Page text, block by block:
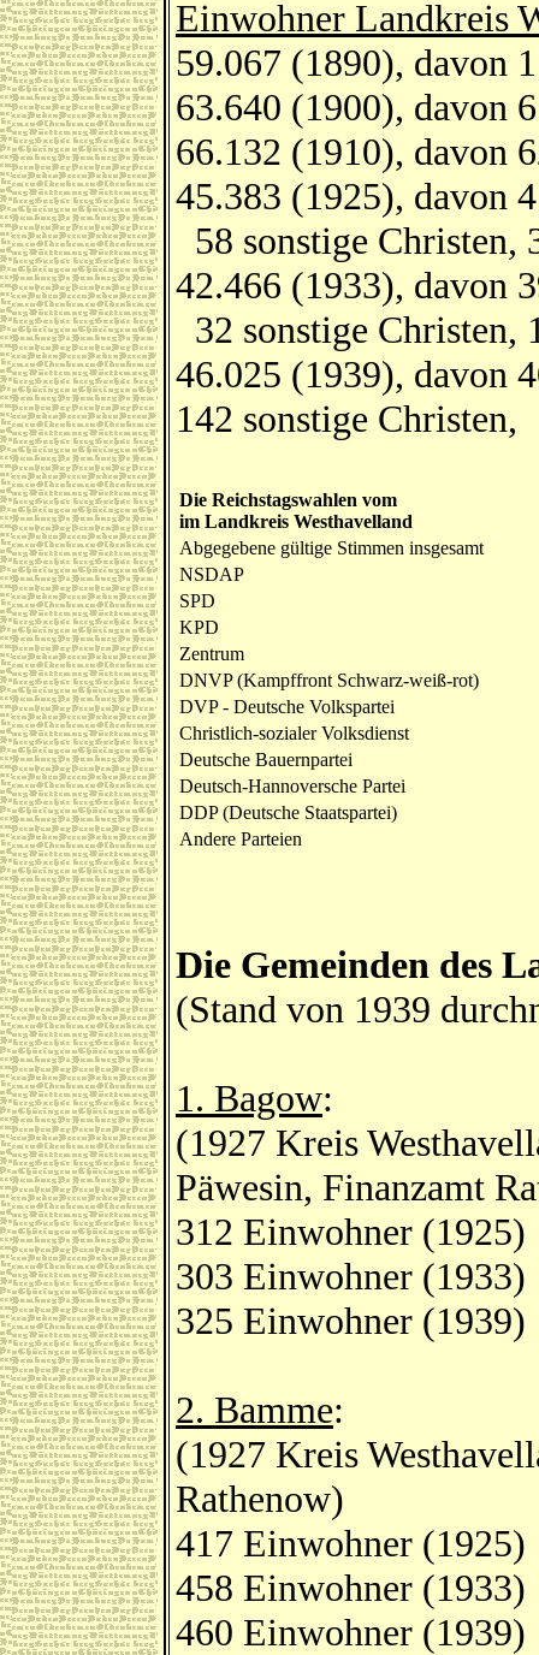
Einwohner Landkreis
59.067 (1890), davon
63.640 (1900), davon
66.132 (1910), davon
45.383 (1925), davon
58 sonstige Christen,
42.466 (1933), davon
32 sonstige Christen,
46.025 (1939), davon
142 sonstige
Die Reichstagswahlen vom
im Landkreis Westhavelland
Abgegebene gültige Stimmen insgesamt
NSDAP
SPD
KPD
Zentrum
DNVP (Kampffront Schwarz-weiß-rot)
DVP - Deutsche Volkspartei
Christlich-sozialer Volksdienst
Deutsche Bauernpartei
Deutsch-Hannoversche Partei
DDP (Deutsche Staatspartei)
Andere Parteien
Die Gemeinden des
(Stand von 1939
1. Bagow:
(1927 Kreis
Päwesin, Finanzamt
312 Einwohner (1925)
303 Einwohner (1933)
325 Einwohner (1939)
2. Bamme:
(1927 Kreis
Rathenow)
417 Einwohner (1925)
458 Einwohner (1933)
460 Einwohner (1939)